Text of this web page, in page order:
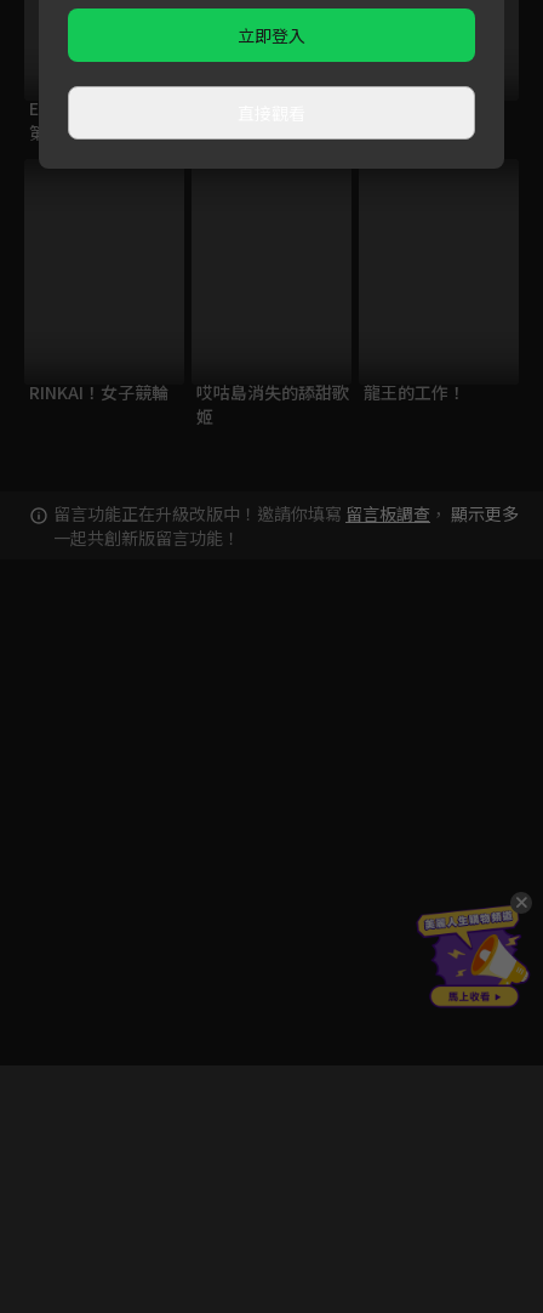
ELTV｜童話任意門
第一季
RINKAI！女子競輪
哎咕島消失的舔甜歌
姬
龍王的工作！
留言功能正在升級改版中！邀請你填寫 留言板調查 ，
一起共創新版留言功能！
顯示更多
立即登入